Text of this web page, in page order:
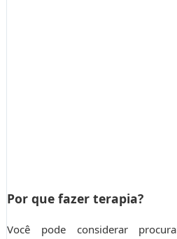
Por que fazer terapia?
Você pode considerar